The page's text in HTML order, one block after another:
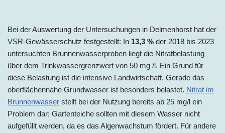
Bei der Auswertung der Untersuchungen in Delmenhorst hat der
VSR-Gewässerschutz festgestellt: In 13,3 % der 2018 bis 2023
untersuchten Brunnenwasserproben liegt die Nitratbelastung
über dem Trinkwassergrenzwert von 50 mg /l. Ein Grund für
diese Belastung ist die intensive Landwirtschaft. Gerade das
oberflächennahe Grundwasser ist besonders belastet. Nitrat im
Brunnenwasser stellt bei der Nutzung bereits ab 25 mg/l ein
Problem dar: Gartenteiche sollten mit diesem Wasser nicht
aufgefüllt werden, da es das Algenwachstum fördert. Für andere